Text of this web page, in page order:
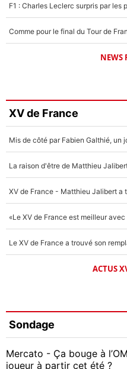
NEWS
XV de France
ACTUS
Sondage
Mercato - Ça bouge à
joueur à partir cet été ?